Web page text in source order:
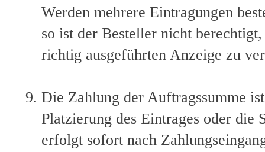
Werden mehrere Eintragungen
so ist der Besteller nicht
richtig ausgeführten Anzeige zu
Die Zahlung der Auftragssumme
Platzierung des Eintrages oder die
erfolgt sofort nach